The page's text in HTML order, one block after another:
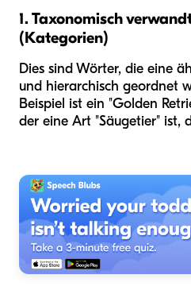
1. Taxonomisch
(Kategorien)
Dies sind Wörter, die eine
und hierarchisch geordnet
Beispiel ist ein "Golden
der eine Art "Säugetier" ist,